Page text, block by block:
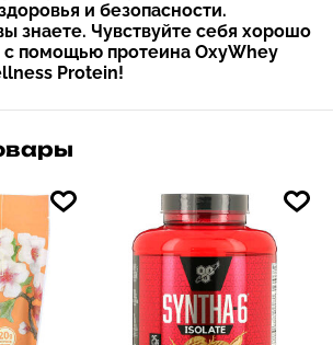
и безопасности.
знаете. Чувствуйте себя хорошо
с помощью протеина OxyWhey
Protein!